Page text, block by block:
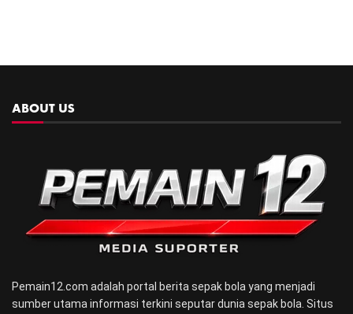
ABOUT US
Pemain12.com adalah portal berita sepak bola yang menjadi
sumber utama informasi terkini seputar dunia sepak bola. Situs